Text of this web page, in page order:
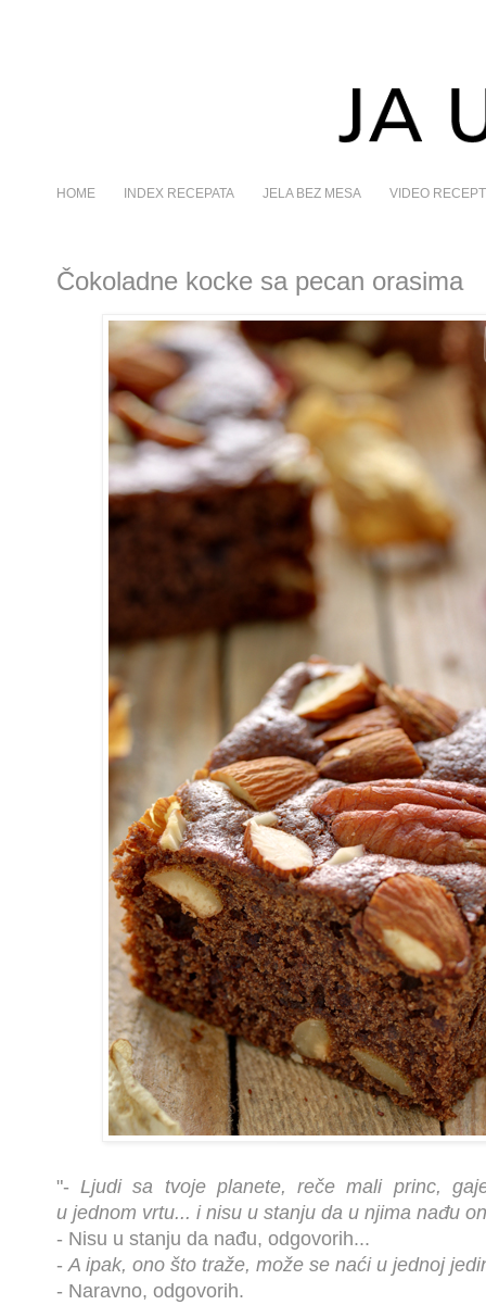
HOME INDEX RECEPATA JELA BEZ MESA VIDEO
Čokoladne kocke sa pecan orasima
"-Ljudi sa tvoje planete, reče mali princ,
u jednom vrtu... i nisu u stanju da u njima nađu
- Nisu u stanju da nađu, odgovorih...
-A ipak, ono što traže, može se naći u jednoj
- Naravno, odgovorih.